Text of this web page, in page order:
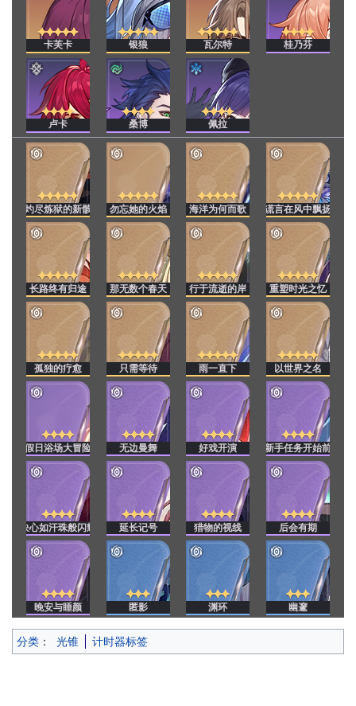
卡芙卡 银狼 瓦尔特 桂乃芬
卢卡 桑博 佩拉
灼尽炼狱的新骸 勿忘她的火焰 海洋为何而歌 谎言在风中飘扬
长路终有归途 那无数个春天 行于流逝的岸 重塑时光之忆
孤独的疗愈 只需等待 雨一直下 以世界之名
假日浴场大冒险 无边曼舞 好戏开演 新手任务开始前
决心如汗珠般闪耀 延长记号 猎物的视线 后会有期
晚安与睡颜 匿影 渊环 幽邃
分类 ： 光锥 计时器标签